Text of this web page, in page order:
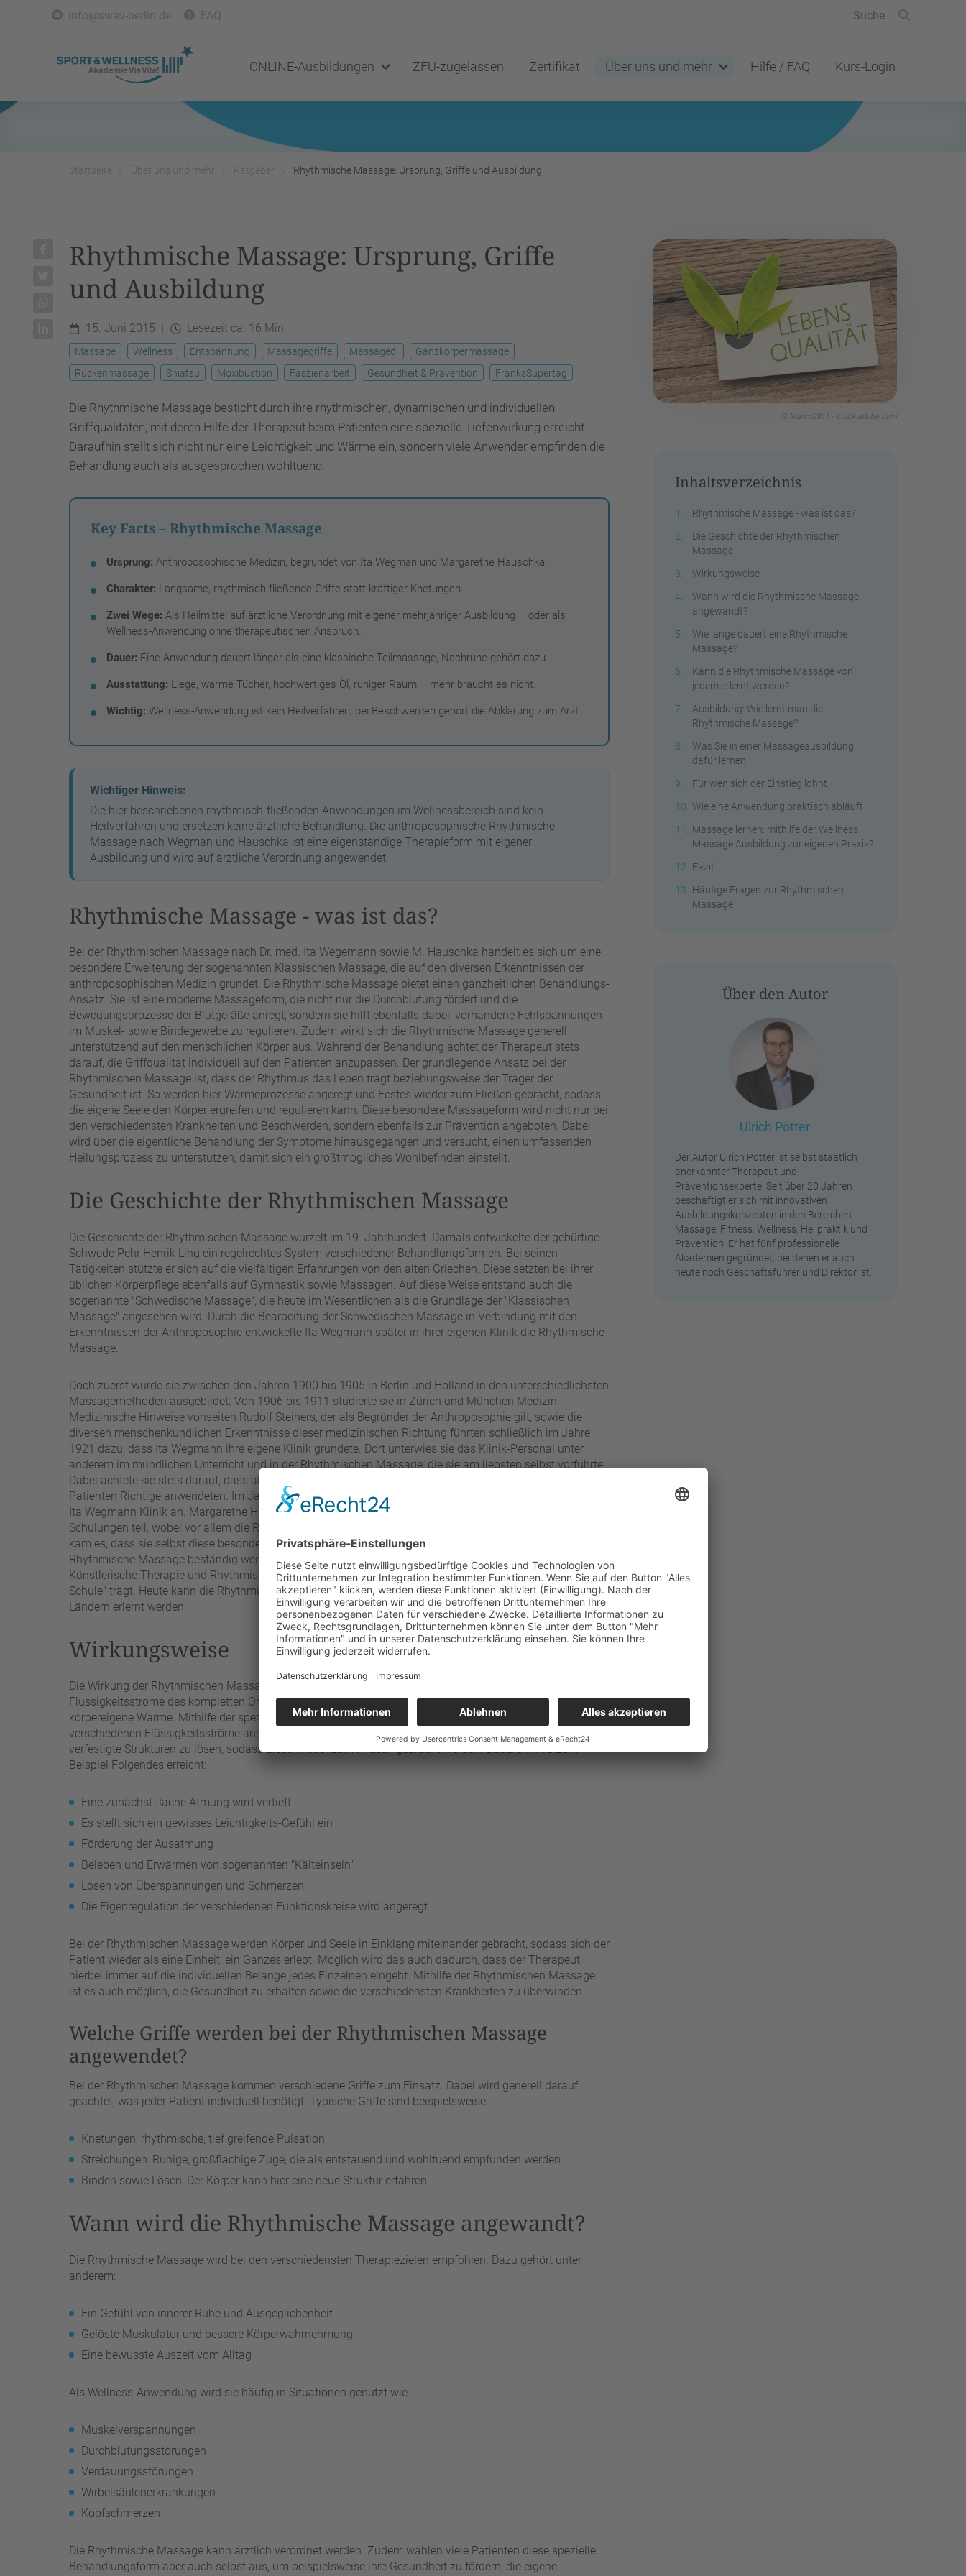
info@swav-berlin.de FAQ
ONLINE-Ausbildungen ZFU-zugelassen Zertifikat Über uns und mehr Hilfe / FAQ Kurs-Login
Startseite Über uns und mehr Ratgeber Rhythmische Massage: Ursprung, Griffe und Ausbildung
© Marco2811 - stock.adobe.com
Inhaltsverzeichnis
Rhythmische Massage - was ist das?
Die Geschichte der Rhythmischen
Massage
Wirkungsweise
Wann wird die Rhythmische Massage
angewandt?
Wie lange dauert eine Rhythmische
Massage?
Kann die Rhythmische Massage von
jedem erlernt werden?
Ausbildung: Wie lernt man die
Rhythmische Massage?
Was Sie in einer Massageausbildung
dafür lernen
Für wen sich der Einstieg lohnt
Wie eine Anwendung praktisch abläuft
Massage lernen: mithilfe der Wellness
Massage Ausbildung zur eigenen Praxis?
Fazit
Häufige Fragen zur Rhythmischen
Massage
Über den Autor
Ulrich Pötter
Der Autor Ulrich Pötter ist selbst staatlich
anerkannter Therapeut und
Präventionsexperte. Seit über 20 Jahren
beschäftigt er sich mit innovativen
Ausbildungskonzepten in den Bereichen
Massage, Fitness, Wellness, Heilpraktik und
Prävention. Er hat fünf professionelle
Akademien gegründet, bei denen er auch
heute noch Geschäftsführer und Direktor ist.
Rhythmische Massage: Ursprung, Griffe
und Ausbildung
15. Juni 2015 Lesezeit ca. 16 Min.
Massage Wellness Entspannung Massagegriffe Massageöl
Ganzkörpermassage
Rückenmassage
Shiatsu Moxibustion Faszienarbeit Gesundheit & Prävention FranksSupertag
Die Rhythmische Massage besticht durch ihre rhythmischen, dynamischen und individuellen
Griffqualitäten, mit deren Hilfe der Therapeut beim Patienten eine spezielle Tiefenwirkung erreicht.
Daraufhin stellt sich nicht nur eine Leichtigkeit und Wärme ein, sondern viele Anwender empfinden die
Behandlung auch als ausgesprochen wohltuend.
Key Facts – Rhythmische Massage
Ursprung: Anthroposophische Medizin, begründet von Ita Wegman und Margarethe Hauschka.
Charakter: Langsame, rhythmisch-fließende Griffe statt kräftiger Knetungen.
Zwei Wege: Als Heilmittel auf ärztliche Verordnung mit eigener mehrjähriger Ausbildung – oder als
Wellness-Anwendung ohne therapeutischen Anspruch.
Dauer: Eine Anwendung dauert länger als eine klassische Teilmassage, Nachruhe gehört dazu.
Ausstattung: Liege, warme Tücher, hochwertiges Öl, ruhiger Raum – mehr braucht es nicht.
Wichtig: Wellness-Anwendung ist kein Heilverfahren; bei Beschwerden gehört die Abklärung zum Arzt.
Wichtiger Hinweis:
Die hier beschriebenen rhythmisch-fließenden Anwendungen im Wellnessbereich sind kein
Heilverfahren und ersetzen keine ärztliche Behandlung. Die anthroposophische Rhythmische
Massage nach Wegman und Hauschka ist eine eigenständige Therapieform mit eigener
Ausbildung und wird auf ärztliche Verordnung angewendet.
Rhythmische Massage - was ist das?
Bei der Rhythmischen Massage nach Dr. med. Ita Wegemann sowie M. Hauschka handelt es sich um eine
besondere Erweiterung der sogenannten Klassischen Massage, die auf den diversen Erkenntnissen der
anthroposophischen Medizin gründet. Die Rhythmische Massage bietet einen ganzheitlichen Behandlungs-
Ansatz. Sie ist eine moderne Massageform, die nicht nur die Durchblutung fördert und die
Bewegungsprozesse der Blutgefäße anregt, sondern sie hilft ebenfalls dabei, vorhandene Fehlspannungen
im Muskel- sowie Bindegewebe zu regulieren. Zudem wirkt sich die Rhythmische Massage generell
unterstützend auf den menschlichen Körper aus. Während der Behandlung achtet der Therapeut stets
darauf, die Griffqualität individuell auf den Patienten anzupassen. Der grundlegende Ansatz bei der
Rhythmischen Massage ist, dass der Rhythmus das Leben trägt beziehungsweise der Träger der
Gesundheit ist. So werden hier Wärmeprozesse angeregt und Festes wieder zum Fließen gebracht, sodass
die eigene Seele den Körper ergreifen und regulieren kann. Diese besondere Massageform wird nicht nur bei
den verschiedensten Krankheiten und Beschwerden, sondern ebenfalls zur Prävention angeboten. Dabei
wird über die eigentliche Behandlung der Symptome hinausgegangen und versucht, einen umfassenden
Heilungsprozess zu unterstützen, damit sich ein größtmögliches Wohlbefinden einstellt.
Die Geschichte der Rhythmischen Massage
Die Geschichte der Rhythmischen Massage wurzelt im 19. Jahrhundert. Damals entwickelte der gebürtige
Schwede Pehr Henrik Ling ein regelrechtes System verschiedener Behandlungsformen. Bei seinen
Tätigkeiten stützte er sich auf die vielfältigen Erfahrungen von den alten Griechen. Diese setzten bei ihrer
üblichen Körperpflege ebenfalls auf Gymnastik sowie Massagen. Auf diese Weise entstand auch die
sogenannte "Schwedische Massage", die heute im Wesentlichen als die Grundlage der "Klassischen
Massage" angesehen wird. Durch die Bearbeitung der Schwedischen Massage in Verbindung mit den
Erkenntnissen der Anthroposophie entwickelte Ita Wegmann später in ihrer eigenen Klinik die Rhythmische
Massage.
Doch zuerst wurde sie zwischen den Jahren 1900 bis 1905 in Berlin und Holland in den unterschiedlichsten
Massagemethoden ausgebildet. Von 1906 bis 1911 studierte sie in Zürich und München Medizin.
Medizinische Hinweise vonseiten Rudolf Steiners, der als Begründer der Anthroposophie gilt, sowie die
diversen menschenkundlichen Erkenntnisse dieser medizinischen Richtung führten schließlich im Jahre
1921 dazu, dass Ita Wegmann ihre eigene Klinik gründete. Dort unterwies sie das Klinik-Personal unter
anderem im mündlichen Unterricht und in der Rhythmischen Massage, die sie am liebsten selbst vorführte.
Dabei achtete sie stets darauf, dass alle Schüler auf ihre eigene, intuitive Weise, das für den jeweiligen
Patienten Richtige anwendeten. Im Jahre 1929 trat dann die Ärztin Margarethe Hauschka ihre Arbeit an der
Ita Wegmann Klinik an. Margarethe Hauschka nahm viele Jahre an den verschiedensten therapeutischen
Schulungen teil, wobei vor allem die Rhythmische Massage sowie die Maltherapie ihr Interesse weckten. So
kam es, dass sie selbst diese besondere Massageform unterrichtete. Während dieser Zeit wurde die
Rhythmische Massage beständig weiterentwickelt und weitergegeben. Später eröffnete sie ihre "Schule für
Künstlerische Therapie und Rhythmische Massage", die mittlerweile den Namen "Margarethe Hauschka-
Schule" trägt. Heute kann die Rhythmische Massage in den unterschiedlichsten Schulen in verschiedenen
Ländern erlernt werden.
Wirkungsweise
Die Wirkung der Rhythmischen Massage nach Ita Wegmann beeinflusst vor allem die Atmung sowie die
Flüssigkeitsströme des kompletten Organismus. Hier tragen hauptsächlich die Lymphe und das Blut die
körpereigene Wärme. Mithilfe der speziellen Massageform werden über das Unterhautzellgewebe die
verschiedenen Flüssigkeitsströme angeregt. Auf diese Weise ist es möglich, verdichtete und krankhaft
verfestigte Strukturen zu lösen, sodass diese wieder zum Fließen gebracht werden. Dadurch wird zum
Beispiel Folgendes erreicht:
Eine zunächst flache Atmung wird vertieft
Es stellt sich ein gewisses Leichtigkeits-Gefühl ein
Förderung der Ausatmung
Beleben und Erwärmen von sogenannten "Kälteinseln"
Lösen von Überspannungen und Schmerzen
Die Eigenregulation der verschiedenen Funktionskreise wird angeregt
Bei der Rhythmischen Massage werden Körper und Seele in Einklang miteinander gebracht, sodass sich der
Patient wieder als eine Einheit, ein Ganzes erlebt. Möglich wird das auch dadurch, dass der Therapeut
hierbei immer auf die individuellen Belange jedes Einzelnen eingeht. Mithilfe der Rhythmischen Massage
ist es auch möglich, die Gesundheit zu erhalten sowie die verschiedensten Krankheiten zu überwinden.
Welche Griffe werden bei der Rhythmischen Massage
angewendet?
Bei der Rhythmischen Massage kommen verschiedene Griffe zum Einsatz. Dabei wird generell darauf
geachtet, was jeder Patient individuell benötigt. Typische Griffe sind beispielsweise:
Knetungen: rhythmische, tief greifende Pulsation.
Streichungen: Ruhige, großflächige Züge, die als entstauend und wohltuend empfunden werden.
Binden sowie Lösen: Der Körper kann hier eine neue Struktur erfahren.
Wann wird die Rhythmische Massage angewandt?
Die Rhythmische Massage wird bei den verschiedensten Therapiezielen empfohlen. Dazu gehört unter
anderem:
Ein Gefühl von innerer Ruhe und Ausgeglichenheit
Gelöste Muskulatur und bessere Körperwahrnehmung
Eine bewusste Auszeit vom Alltag
Als Wellness-Anwendung wird sie häufig in Situationen genutzt wie:
Muskelverspannungen
Durchblutungsstörungen
Verdauungsstörungen
Wirbelsäulenerkrankungen
Kopfschmerzen
Die Rhythmische Massage kann ärztlich verordnet werden. Zudem wählen viele Patienten diese spezielle
Behandlungsform aber auch selbst aus, um beispielsweise ihre Gesundheit zu fördern, die eigene